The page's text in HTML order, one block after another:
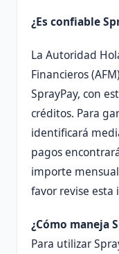
¿Es confiable
La Autoridad
Financieros
SprayPay, con
créditos. Para
identificará
pagos
importe
favor revise
¿Cómo maneja
Para utilizar